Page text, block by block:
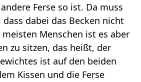
Ferse so ist. Da muss
dabei das Becken nicht
Menschen ist es aber
zu sitzen, das heißt, der
ist auf den beiden
Kissen und die Ferse